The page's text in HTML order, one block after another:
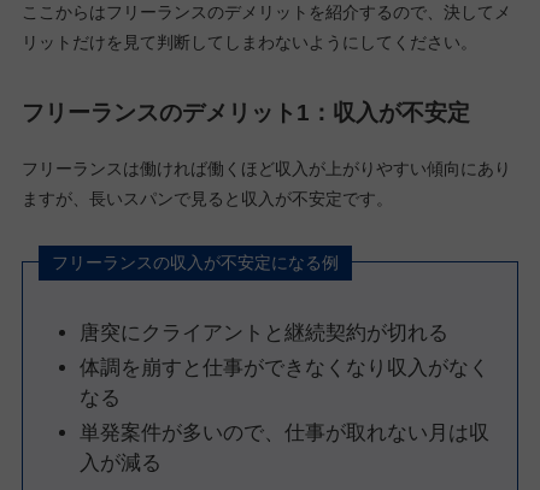
ここからはフリーランスのデメリットを紹介するので、決してメ
リットだけを見て判断してしまわないようにしてください。
フリーランスのデメリット1：収入が不安定
フリーランスは働ければ働くほど収入が上がりやすい傾向にあり
ますが、長いスパンで見ると収入が不安定です。
フリーランスの収入が不安定になる例
唐突にクライアントと継続契約が切れる
体調を崩すと仕事ができなくなり収入がなく
なる
単発案件が多いので、仕事が取れない月は収
入が減る